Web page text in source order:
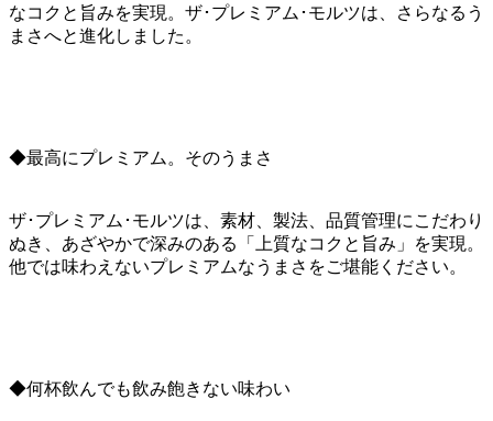
なコクと旨みを実現。ザ･プレミアム･モルツは、さらなるう
まさへと進化しました。
◆最高にプレミアム。そのうまさ
ザ･プレミアム･モルツは、素材、製法、品質管理にこだわり
ぬき、あざやかで深みのある「上質なコクと旨み」を実現。
他では味わえないプレミアムなうまさをご堪能ください。
◆何杯飲んでも飲み飽きない味わい